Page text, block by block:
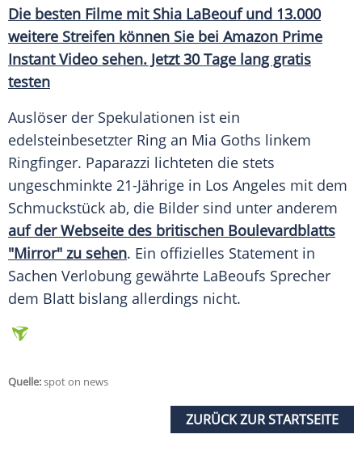
Die besten Filme mit Shia LaBeoufund 13.000
weitere Streifen können Sie bei Amazon Prime
Instant Video sehen. Jetzt 30 Tage lang gratis
testen
Auslöser der Spekulationen ist ein
edelsteinbesetzter Ring an Mia Goths linkem
Ringfinger. Paparazzi lichteten die stets
ungeschminkte 21-Jährige in Los Angeles mit dem
Schmuckstück ab, die Bilder sind unter anderem
auf derWebseite des britischen Boulevardblatts
"Mirror" zu sehen. Ein offizielles Statement in
Sachen Verlobung gewährte LaBeoufs Sprecher
dem Blatt bislang allerdings nicht.
Quelle:spot on news
ZURÜCK ZUR STARTSEITE